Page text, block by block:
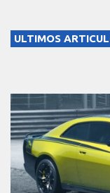
ULTIMOS